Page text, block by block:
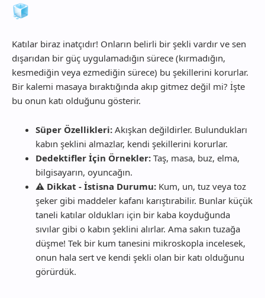
🧊
Katılar biraz inatçıdır! Onların belirli bir şekli vardır ve sen
dışarıdan bir güç uygulamadığın sürece (kırmadığın,
kesmediğin veya ezmediğin sürece) bu şekillerini korurlar.
Bir kalemi masaya bıraktığında akıp gitmez değil mi? İşte
bu onun katı olduğunu gösterir.
Süper Özellikleri: Akışkan değildirler. Bulundukları
kabın şeklini almazlar, kendi şekillerini korurlar.
Dedektifler İçin Örnekler: Taş, masa, buz, elma,
bilgisayarın, oyuncağın.
⚠️ Dikkat - İstisna Durumu: Kum, un, tuz veya toz
şeker gibi maddeler kafanı karıştırabilir. Bunlar küçük
taneli katılar oldukları için bir kaba koyduğunda
sıvılar gibi o kabın şeklini alırlar. Ama sakın tuzağa
düşme! Tek bir kum tanesini mikroskopla incelesek,
onun hala sert ve kendi şekli olan bir katı olduğunu
görürdük.